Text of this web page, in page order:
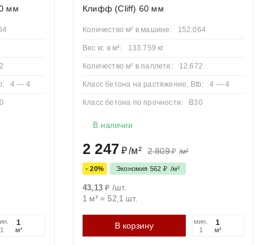
дома, зоны патио.
гаражу, дворовые территории. Самый универсальный
парковки для тяжелой техники.
до эксклюзива
множество узоров (елочка, плетенка).
эффект старинной европейской мостовой.
мм
4 — 4
1
м²
Клифф (Cliff) 60 мм
Количество м² в машине: 152.064
Вес кг. в м²: 133.759 кг
Количество м² в паллете: 12.672
Класс бетона на растяжение, Btb: 4 — 4
Класс бетона по прочности: B30
В наличии
2 247 ₽/м² 2 809 ₽ /м²
- 20% Экономия 562 ₽ /м²
43,13 ₽ /шт.
1 м²=52,1 шт.
В корзину
мин.
1
м²